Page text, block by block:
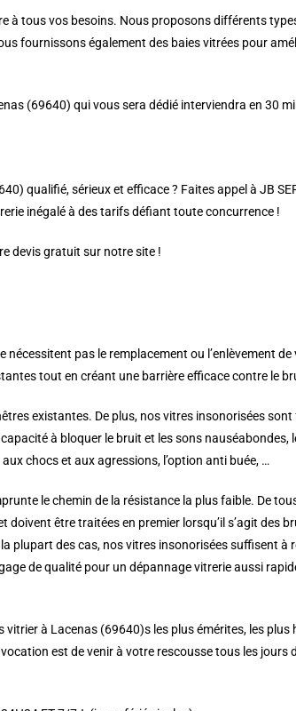
à tous vos besoins. Nous proposons différents
fournissons également des baies vitrées pour
(69640) qui vous sera dédié interviendra en 30
qualifié, sérieux et efficace ? Faites appel à JB
inégalé à des tarifs défiant toute concurrence !
devis gratuit sur notre site !
pas le remplacement ou l’enlèvement
tout en créant une barrière efficace contre le
existantes. De plus, nos vitres insonorisées
à bloquer le bruit et les sons nauséabondes,
chocs et aux agressions, l’option anti buée, …
le chemin de la résistance la plus faible. De
être traitées en premier lorsqu’il s’agit des
plupart des cas, nos vitres insonorisées suffisent à
de qualité pour un dépannage vitrerie aussi
à Lacenas (69640)s les plus émérites, les plus
est de venir à votre rescousse tous les jours